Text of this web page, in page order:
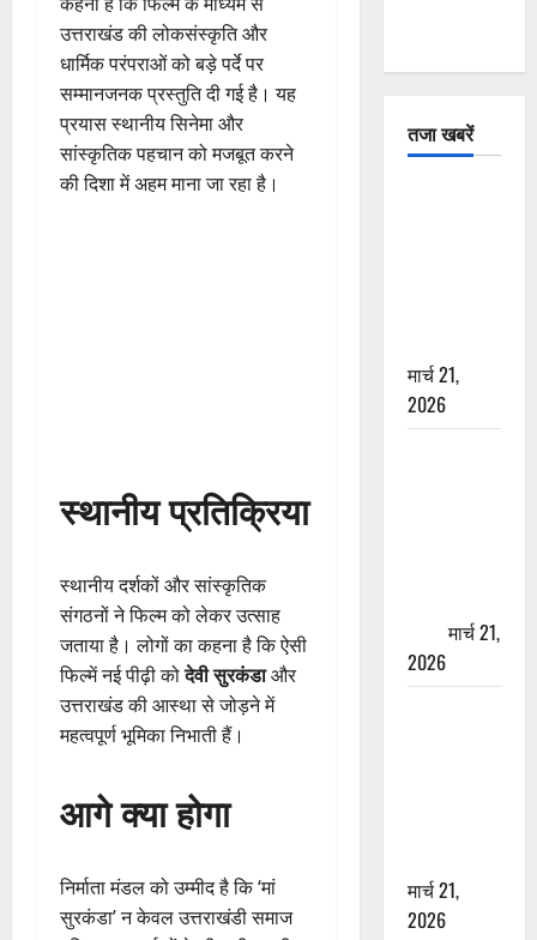
उत्तराखंड की लोकसंस्कृति और
धार्मिक परंपराओं को बड़े पर्दे पर
सम्मानजनक प्रस्तुति दी गई है। यह
प्रयास स्थानीय सिनेमा और
सांस्कृतिक पहचान को मजबूत करने
की दिशा में अहम माना जा रहा है।
स्थानीय प्रतिक्रिया
स्थानीय दर्शकों और सांस्कृतिक
संगठनों ने फिल्म को लेकर उत्साह
जताया है। लोगों का कहना है कि ऐसी
फिल्में नई पीढ़ी कोदेवी सुरकंडाऔर
उत्तराखंड की आस्था से जोड़ने में
महत्वपूर्ण भूमिका निभाती हैं।
आगे क्या होगा
निर्माता मंडल को उम्मीद है कि ‘मां
सुरकंडा’ न केवल उत्तराखंडी समाज
तजा खबरें
मार्च 21,
2026
मार्च 21,
2026
मार्च 21,
2026